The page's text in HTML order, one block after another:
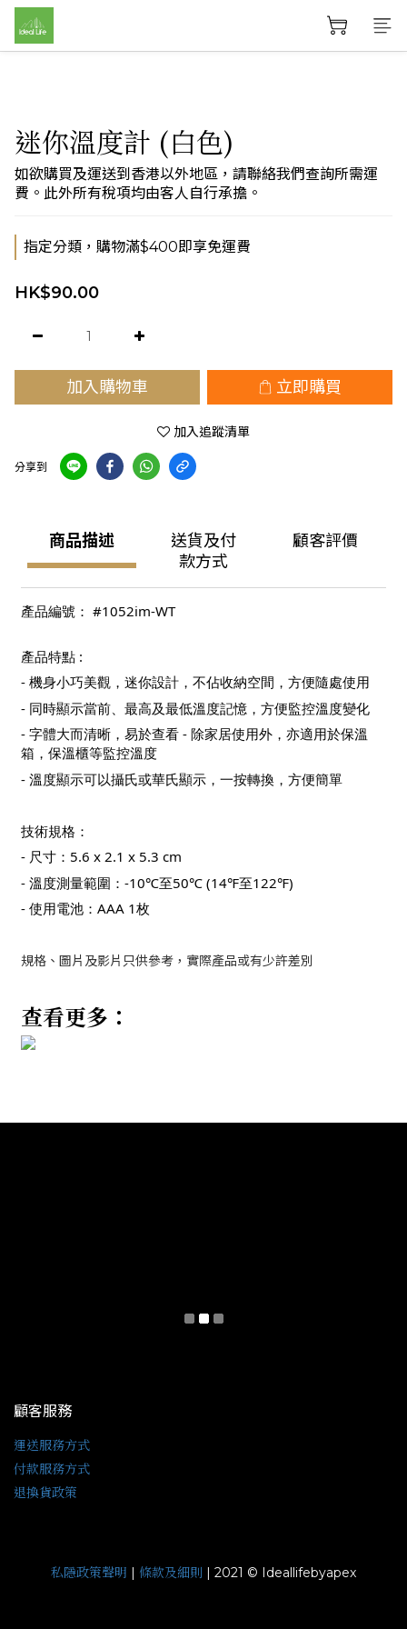
迷你溫度計 (白色)
如欲購買及運送到香港以外地區，請聯絡我們查詢所需運
費。此外所有稅項均由客人自行承擔。
指定分類，購物滿$400即享免運費
HK$90.00
加入購物車 立即購買
加入追蹤清單
分享到
商品描述
送貨及付
款方式
顧客評價
產品編號： #1052im-WT
產品特點 :
- 機身小巧美觀，迷你設計，不佔收納空間，方便隨處使用
- 同時顯示當前、最高及最低溫度記憶，方便監控溫度變化
- 字體大而清晰，易於查看 - 除家居使用外，亦適用於保溫
箱，保溫櫃等監控溫度
- 溫度顯示可以攝氏或華氏顯示，一按轉換，方便簡單
技術規格：
- 尺寸：5.6 x 2.1 x 5.3 cm
- 溫度測量範圍：-10℃至50℃ (14℉至122℉)
- 使用電池：AAA 1枚
規格、圖片及影片只供參考，實際產品或有少許差別
查看更多：
顧客服務
運送服務方式
付款服務方式
退換貨政策
私隱政策聲明 條款及細則 | 2021 © Ideallifebyapex